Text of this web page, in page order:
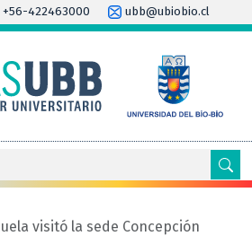
422463000 ubb@ubiobio.cl
visitó la sede Concepción